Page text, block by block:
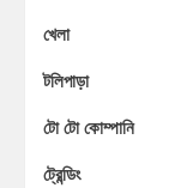
খেলা
টলিপাড়া
টো টো কোম্পানি
ট্রেন্ডিং